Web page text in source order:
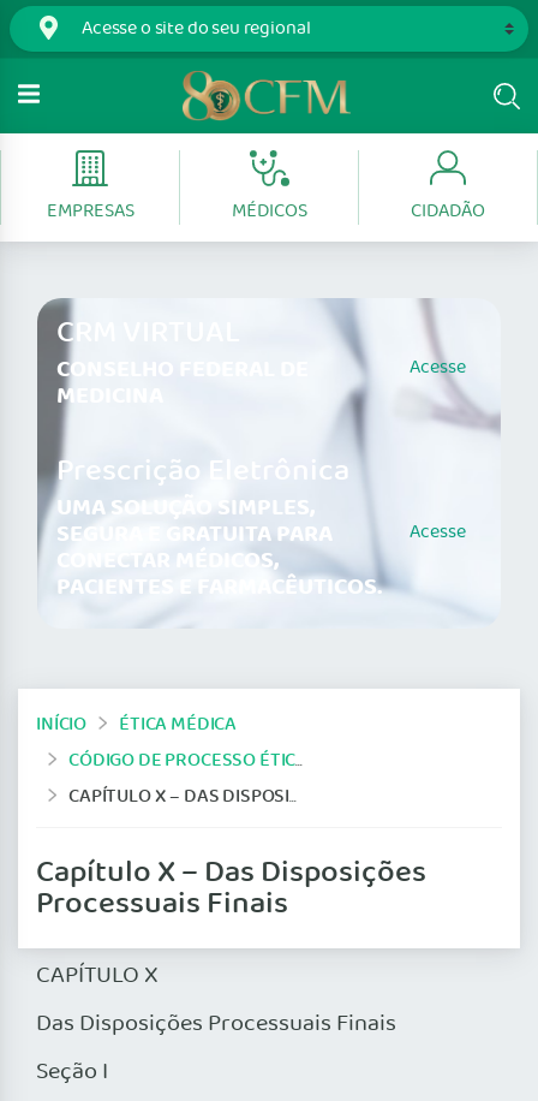
EMPRESAS MÉDICOS CIDADÃO
CRM VIRTUAL
CONSELHO FEDERAL DE
MEDICINA
Acesse
Prescrição Eletrônica
UMA SOLUÇÃO SIMPLES,
SEGURA E GRATUITA PARA
CONECTAR MÉDICOS,
PACIENTES E FARMACÊUTICOS.
Acesse
INÍCIO
ÉTICA MÉDICA
CÓDIGO DE PROCESSO ÉTICO-PROFISSIONAL (ATUAL)
CAPÍTULO X – DAS DISPOSIÇÕES PROCESSUAIS FINAIS
Capítulo X – Das Disposições
Processuais Finais
CAPÍTULO X
Das Disposições Processuais Finais
Seção I